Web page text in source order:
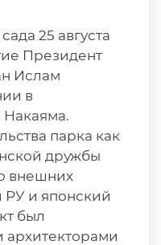
25 августа
Президент
Ислам
в
Накаяма.
парка как
дружбы
внешних
РУ и японский
был
архитекторами